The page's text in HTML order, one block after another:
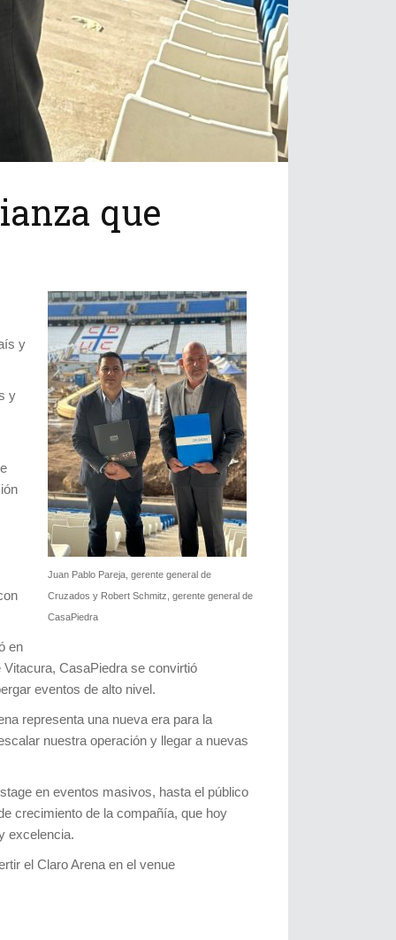
que
Juan Pablo Pareja, gerente general de
Cruzados y Robert Schmitz, gerente general de
CasaPiedra
y
y
en
CasaPiedra se convirtió
eventos de alto nivel.
representa una nueva era para la
nuestra operación y llegar a nuevas
en eventos masivos, hasta el público
crecimiento de la compañía, que hoy
excelencia.
el Claro Arena en el venue